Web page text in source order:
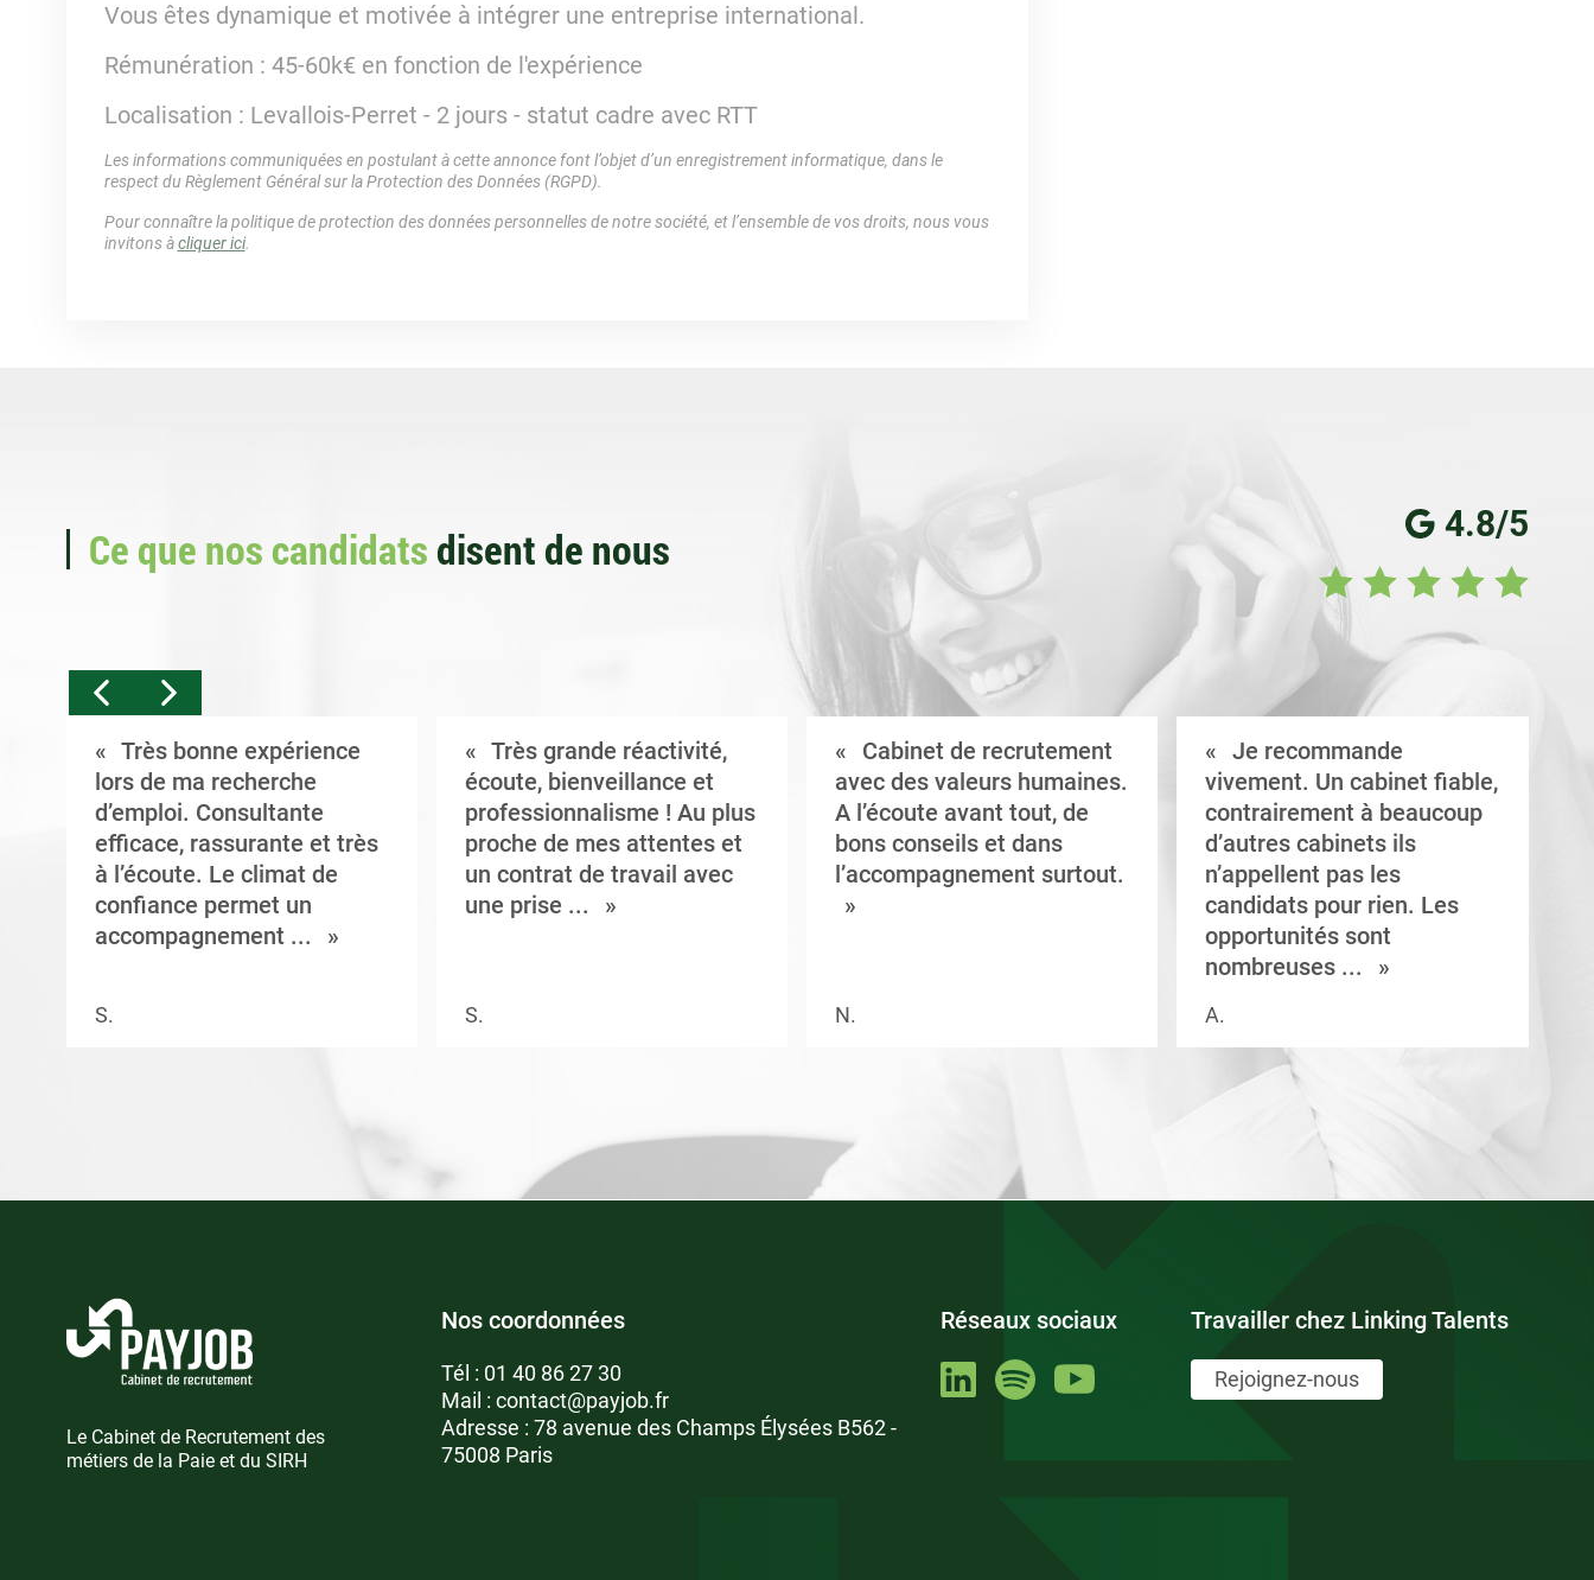
Vous êtes dynamique et motivée à intégrer une entreprise international.
Rémunération : 45-60k€ en fonction de l'expérience
Localisation : Levallois-Perret - 2 jours - statut cadre avec RTT
Les informations communiquées en postulant à cette annonce font l’objet d’un enregistrement informatique, dans le
respect du Règlement Général sur la Protection des Données (RGPD).
Pour connaître la politique de protection des données personnelles de notre société, et l’ensemble de vos droits, nous vous
invitons àcliquer ici.
4.8/5
Ce que nos candidats disent de nous
Très bonne expérience
lors de ma recherche
d’emploi. Consultante
efficace, rassurante et très
à l’écoute. Le climat de
confiance permet un
accompagnement ...
S.
Très grande réactivité,
écoute, bienveillance et
professionnalisme ! Au plus
proche de mes attentes et
un contrat de travail avec
une prise ...
S.
Cabinet de recrutement
avec des valeurs humaines.
A l’écoute avant tout, de
bons conseils et dans
l’accompagnement surtout.
N.
Je recommande
vivement. Un cabinet fiable,
contrairement à beaucoup
d’autres cabinets ils
n’appellent pas les
candidats pour rien. Les
opportunités sont
nombreuses ...
A.
Le Cabinet de Recrutement des
métiers de la Paie et du SIRH
Nos coordonnées
Tél : 01 40 86 27 30
Mail : contact@payjob.fr
Adresse : 78 avenue des Champs Élysées B562 -
75008 Paris
Réseaux sociaux Travailler chez Linking Talents
Rejoignez-nous